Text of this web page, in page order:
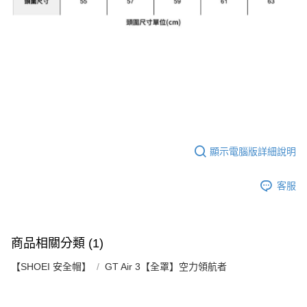
顯示電腦版詳細說明
客服
商品相關分類 (1)
【SHOEI 安全帽】 GT Air 3【全罩】空力領航者